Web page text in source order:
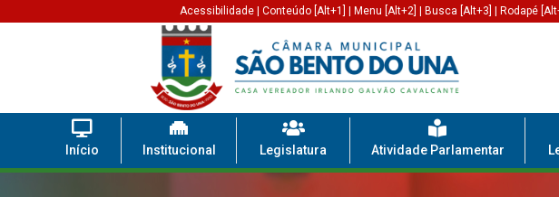
Acessibilidade| Conteúdo [Alt+1] Menu [Alt+2] Busca [Alt+3] Rodapé
Início Institucional Legislatura Atividade Parlamentar